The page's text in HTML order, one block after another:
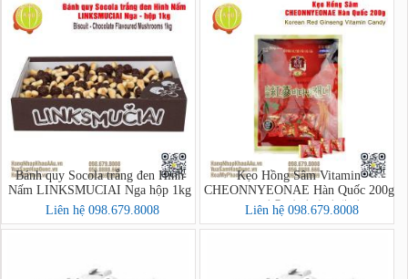
Bánh quy Socola trắng đen Hình
Nấm LINKSMUCIAI Nga hộp 1kg
Liên hệ 098.679.8008
Kẹo Hồng Sâm Vitamin
CHEONNYEONAE Hàn Quốc 200g
- 고려홍삼비타민캔디
Liên hệ 098.679.8008